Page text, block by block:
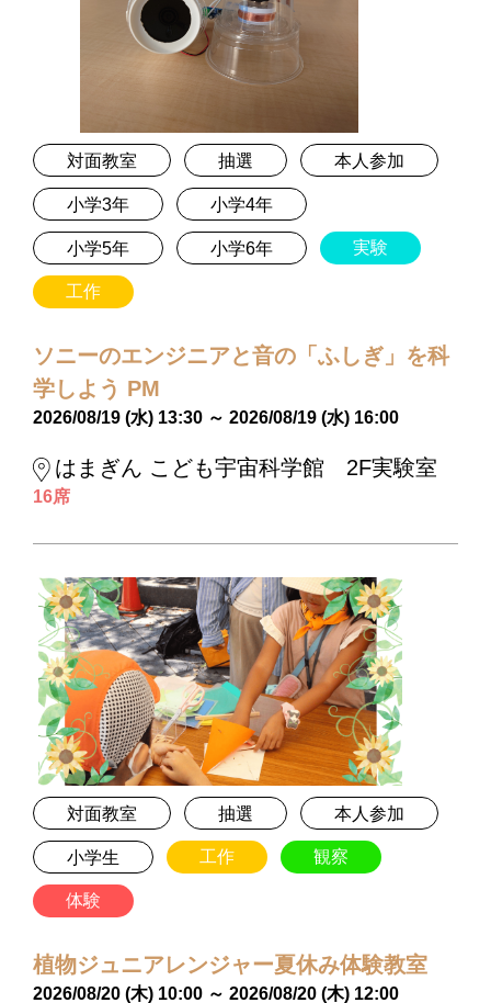
対面教室 抽選 本人参加
小学3年 小学4年
小学5年 小学6年 実験
工作
ソニーのエンジニアと音の「ふしぎ」を科
学しよう PM
2026/08/19 (水) 13:30 ～ 2026/08/19 (水) 16:00
はまぎん こども宇宙科学館 2F実験室
16席
対面教室 抽選 本人参加
小学生 工作 観察
体験
植物ジュニアレンジャー夏休み体験教室
2026/08/20 (木) 10:00 ～ 2026/08/20 (木) 12:00